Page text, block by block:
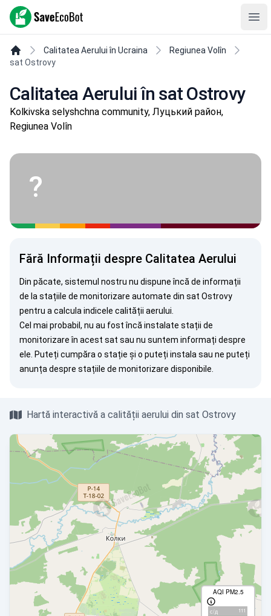
SaveEcoBot
Calitatea Aerului în Ucraina
Regiunea Volîn
sat Ostrovy
Calitatea Aerului în sat Ostrovy
Kolkivska selyshchna community, Луцький район,
Regiunea Volîn
?
Fără Informații despre Calitatea Aerului
Din păcate, sistemul nostru nu dispune încă de informații
de la stațiile de monitorizare automate din sat Ostrovy
pentru a calcula indicele calității aerului.
Cel mai probabil, nu au fost încă instalate stații de
monitorizare în acest sat sau nu suntem informați despre
ele. Puteți cumpăra o stație și o puteți instala sau ne puteți
anunța despre stațiile de monitorizare disponibile.
Hartă interactivă a calității aerului din sat Ostrovy
AQI PM2.5
с/д 111